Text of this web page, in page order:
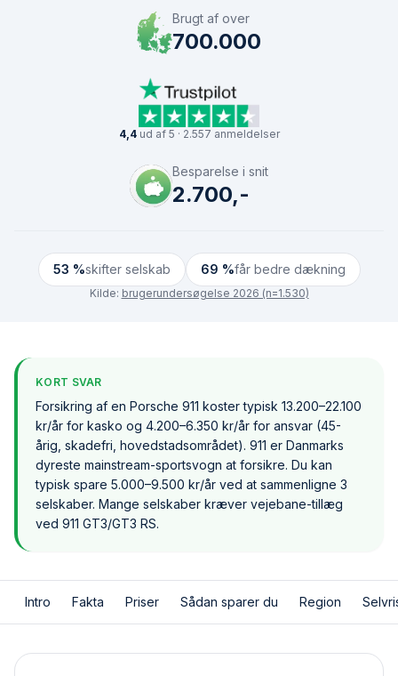
Brugt af over
700.000
4,4ud af 5 · 2.557 anmeldelser
Besparelse i snit
2.700,-
53 %skifter selskab 69 %får bedre dækning
Kilde: brugerundersøgelse 2026 (n=1.530)
KORT SVAR
Forsikring af en Porsche 911 koster typisk 13.200–22.100
kr/år for kasko og 4.200–6.350 kr/år for ansvar (45-
årig, skadefri, hovedstadsområdet). 911 er Danmarks
dyreste mainstream-sportsvogn at forsikre. Du kan
typisk spare 5.000–9.500 kr/år ved at sammenligne 3
selskaber. Mange selskaber kræver vejebane-tillæg
ved 911 GT3/GT3 RS.
Intro Fakta Priser Sådan sparer du Region